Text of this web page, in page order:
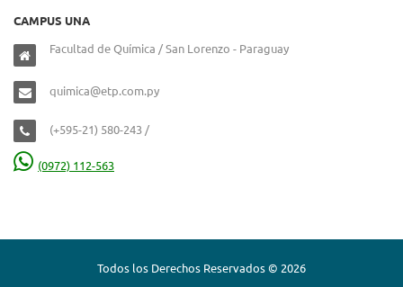
CAMPUS UNA
Facultad de Química / San Lorenzo - Paraguay
quimica@etp.com.py
(+595-21) 580-243 /
(0972) 112-563
Todos los Derechos Reservados © 2026